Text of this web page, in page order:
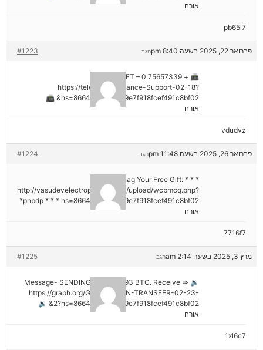
אורח
pb65i7
פברואר 22, 2025 בשעה 8:40 pm #1223 הגב
📠 + 0.75657339 BTC.GET –
https://telegra.ph/Binance-Support-02-18?
hs=8664c520642b9e7f918fcef491c8bf02& 📠
אורח
vdudvz
פברואר 26, 2025 בשעה 11:48 pm #1224 הגב
* * * Snag Your Free Gift:
http://vasudevelectroproject.com/upload/wcbmcq.php?
pnbdp * * * hs=8664c520642b9e7f918fcef491c8bf02*
אורח
7716f7
מרץ 3, 2025 בשעה 2:14 am #1225 הגב
🔉 Message- SENDING 0.75361393 BTC. Receive =>
https://graph.org/GET-BITCOIN-TRANSFER-02-23-
2?hs=8664c520642b9e7f918fcef491c8bf02& 🔉
אורח
1xl6e7